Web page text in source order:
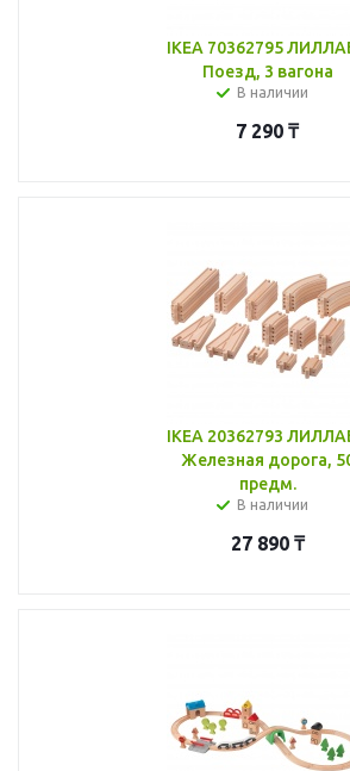
IKEA 70362795
Поезд, 3 вагона
В наличии
7 290 ₸
IKEA 20362793
Железная дорога,
предм.
В наличии
27 890₸